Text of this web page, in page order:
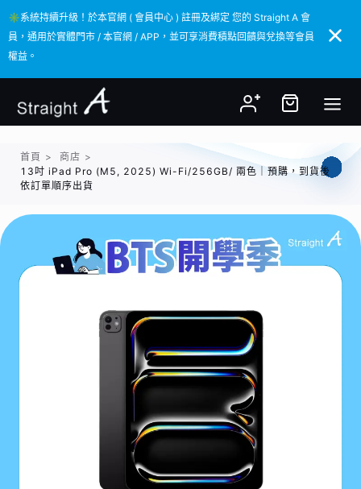
✳️系統持續升級！於本官網 ( 會員中心 ) 註冊及綁定 您的 Straight A 會
員，通用於實體門市 / 本官網 / APP，並可享消費積點回饋與兌換等會員
權益。
✳️系統持續升級！於本官網 ( 會員中心 ) 註冊及綁定 您的 Straight A 會
員，通用於實體門市 / 本官網 / APP，並可享消費積點回饋與兌換等會員
權益。
首頁 > 商店 >
13吋 iPad Pro (M5, 2025) Wi-Fi/256GB/ 兩色｜預購，到貨後
依訂單順序出貨